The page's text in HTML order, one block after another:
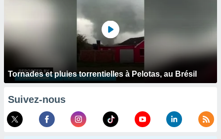
Tornades et pluies torrentielles à Pelotas, au Brésil
Suivez-nous